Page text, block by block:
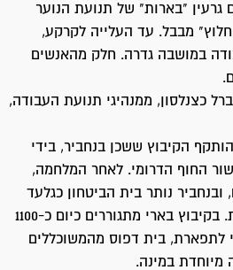
"בארות" של תנועת הנוער
מבבל. עד העלייה לקרקע,
במושבה גדרה. חלק מהאנשים
כצנלסון, ממנהיגי תנועת העבודה,
הקיבוץ ששכן בנחביר, בידי
החוף הדרומי. לאחר המלחמה,
נותר בית הביטחון כגלעד
ליישוב הנהרס בעת הקרבות. בקיבוץ בארי מתגוררים כיום כ-1100
לתפארת, בית דפוס מהמשוכללים
מיוחדת במינה.